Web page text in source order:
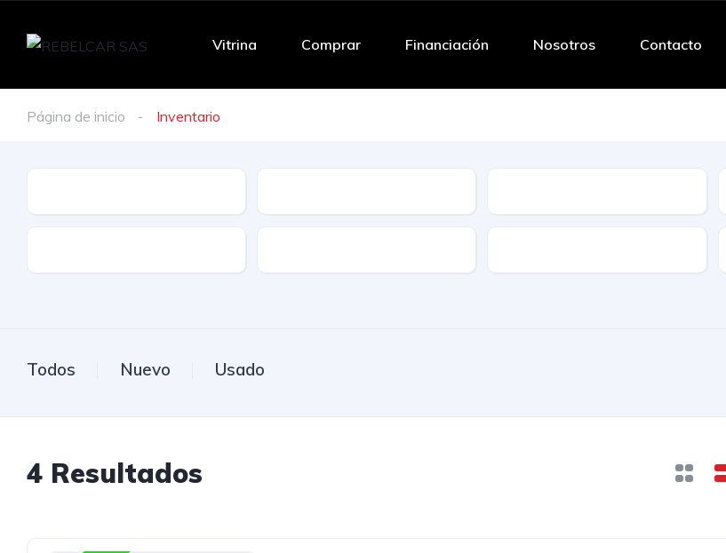
Vitrina Comprar Financiación Nosotros Contacto
Página de inicio Inventario
Todos Nuevo Usado
4 Resultados